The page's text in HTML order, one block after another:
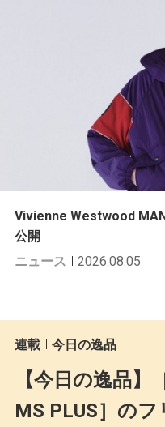
Vivienne Westwood
公開
ニュース
2026.08.05
連載 今日の逸品
【今日の逸品】
MS PLUS］のフ